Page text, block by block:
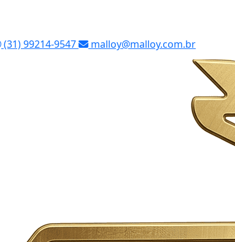
(31) 99214-9547 malloy@malloy.com.br